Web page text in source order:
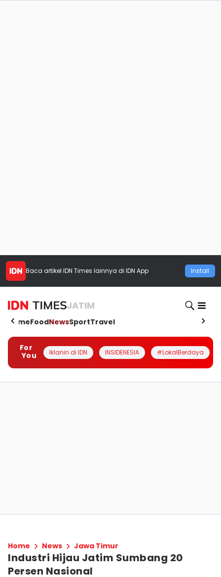
Baca artikel IDN Times lainnya di IDN App Install
JATIM
HomeFoodNewsSportTravel
For
You
Iklanin di IDN INSIDENESIA #LokalBerdaya
Home News Jawa Timur
Industri Hijau Jatim Sumbang 20
Persen Nasional